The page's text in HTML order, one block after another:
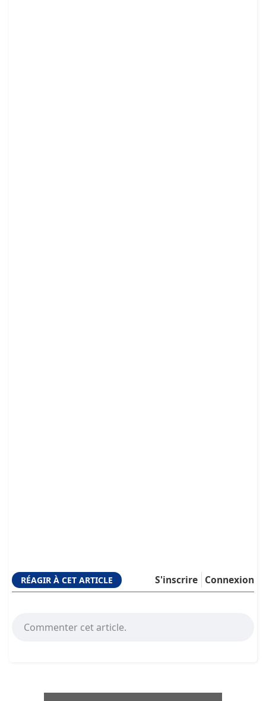
RÉAGIR À CET ARTICLE Connexion
S'inscrire
Commenter cet article.